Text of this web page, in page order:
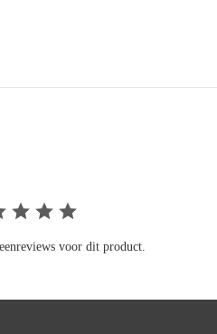
voor dit product.